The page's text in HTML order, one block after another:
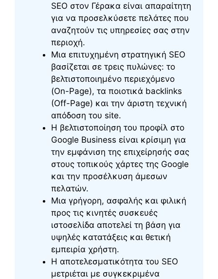
SEO στον Γέρακα είναι απαραίτητη
για να προσελκύσετε πελάτες που
αναζητούν τις υπηρεσίες σας στην
περιοχή.
Μια επιτυχημένη στρατηγική SEO
βασίζεται σε τρεις πυλώνες: το
βελτιστοποιημένο περιεχόμενο
(On-Page), τα ποιοτικά backlinks
(Off-Page) και την άριστη τεχνική
απόδοση του site.
Η βελτιστοποίηση του προφίλ στο
Google Business είναι κρίσιμη για
την εμφάνιση της επιχείρησής σας
στους τοπικούς χάρτες της Google
και την προσέλκυση άμεσων
πελατών.
Μια γρήγορη, ασφαλής και φιλική
προς τις κινητές συσκευές
ιστοσελίδα αποτελεί τη βάση για
υψηλές κατατάξεις και θετική
εμπειρία χρήστη.
Η αποτελεσματικότητα του SEO
μετριέται με συγκεκριμένα